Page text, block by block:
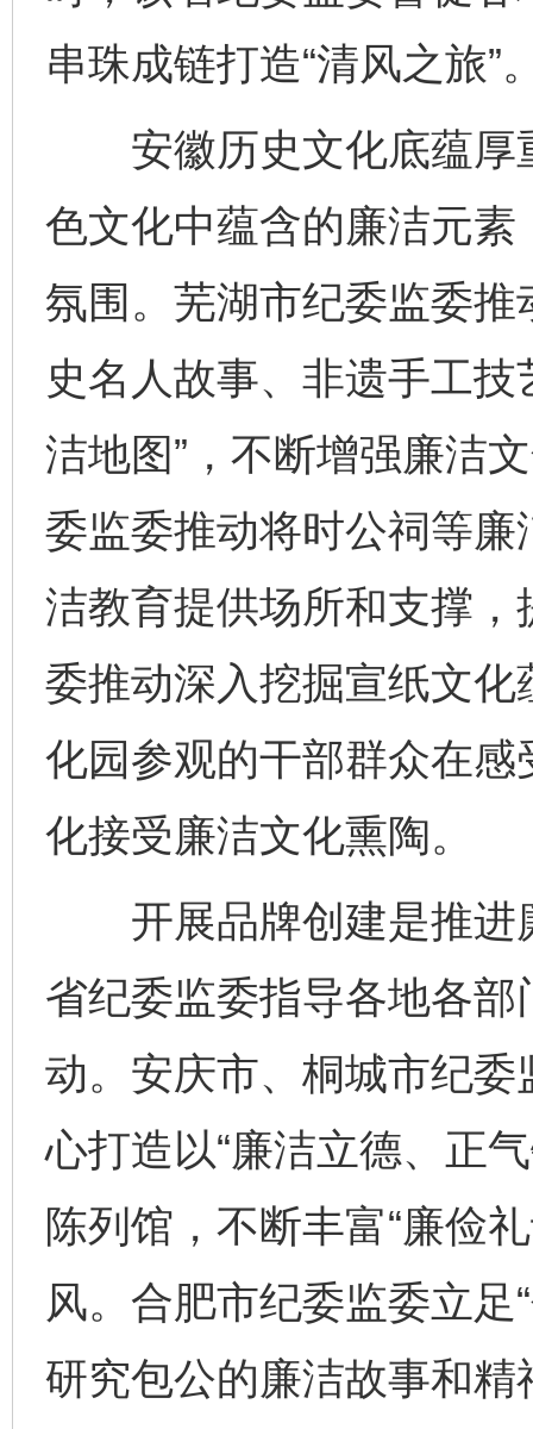
串珠成链打造“清风之旅”
安徽历史文化底蕴厚
色文化中蕴含的廉洁元
氛围。芜湖市纪委监委
史名人故事、非遗手工
洁地图”，不断增强廉洁
委监委推动将时公祠等
洁教育提供场所和支撑
委推动深入挖掘宣纸文
化园参观的干部群众在感
化接受廉洁文化熏陶。
开展品牌创建是推进
省纪委监委指导各地各
动。安庆市、桐城市纪委
心打造以“廉洁立德、正
陈列馆，不断丰富“廉俭
风。合肥市纪委监委立足
研究包公的廉洁故事和